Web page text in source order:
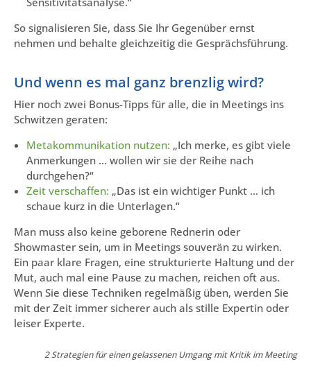
So signalisieren Sie, dass Sie Ihr Gegenüber ernst
nehmen und behalte gleichzeitig die Gesprächsführung.
Und wenn es mal ganz brenzlig wird?
Hier noch zwei Bonus-Tipps für alle, die in Meetings ins
Schwitzen geraten:
Metakommunikation nutzen: „Ich merke, es gibt viele
Anmerkungen … wollen wir sie der Reihe nach
durchgehen?“
Zeit verschaffen: „Das ist ein wichtiger Punkt … ich
schaue kurz in die Unterlagen.“
Man muss also keine geborene Rednerin oder
Showmaster sein, um in Meetings souverän zu wirken.
Ein paar klare Fragen, eine strukturierte Haltung und der
Mut, auch mal eine Pause zu machen, reichen oft aus.
Wenn Sie diese Techniken regelmäßig üben, werden Sie
mit der Zeit immer sicherer auch als stille Expertin oder
leiser Experte.
2 Strategien für einen gelassenen Umgang mit Kritik im Meeting